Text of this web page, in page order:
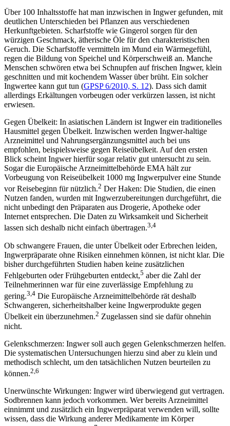
Über 100 Inhaltsstoffe hat man inzwischen in Ingwer gefunden, mit
deutlichen Unterschieden bei Pflanzen aus verschiedenen
Herkunftgebieten. Scharfstoffe wie Gingerol sorgen für den
würzigen Geschmack, ätherische Öle für den charakteristischen
Geruch. Die Scharfstoffe vermitteln im Mund ein Wärmegefühl,
regen die Bildung von Speichel und Körperschweiß an. Manche
Menschen schwören etwa bei Schnupfen auf frischen Ingwer, klein
geschnitten und mit kochendem Wasser über brüht. Ein solcher
Ingwertee kann gut tun (GPSP 6/2010, S. 12). Dass sich damit
allerdings Erkältungen vorbeugen oder verkürzen lassen, ist nicht
erwiesen.
Gegen Übelkeit: In asiatischen Ländern ist Ingwer ein traditionelles
Hausmittel gegen Übelkeit. Inzwischen werden Ingwer-haltige
Arzneimittel und Nahrungsergänzungsmittel auch bei uns
empfohlen, beispielsweise gegen Reiseübelkeit. Auf den ersten
Blick scheint Ingwer hierfür sogar relativ gut untersucht zu sein.
Sogar die Europäische Arzneimittelbehörde EMA hält zur
Vorbeugung von Reiseübelkeit 1000 mg Ingwerpulver eine Stunde
vor Reisebeginn für nützlich.2 Der Haken: Die Studien, die einen
Nutzen fanden, wurden mit Ingwerzubereitungen durchgeführt, die
nicht unbedingt den Präparaten aus Drogerie, Apotheke oder
Internet entsprechen. Die Daten zu Wirksamkeit und Sicherheit
lassen sich deshalb nicht einfach übertragen.3,4
Ob schwangere Frauen, die unter Übelkeit oder Erbrechen leiden,
Ingwerpräparate ohne Risiken einnehmen können, ist nicht klar. Die
bisher durchgeführten Studien haben keine zusätzlichen
Fehlgeburten oder Frühgeburten entdeckt,5 aber die Zahl der
Teilnehmerinnen war für eine zuverlässige Empfehlung zu
gering.3,4 Die Europäische Arzneimittelbehörde rät deshalb
Schwangeren, sicherheitshalber keine Ingwerprodukte gegen
Übelkeit ein überzunehmen.2 Zugelassen sind sie dafür ohnehin
nicht.
Gelenkschmerzen: Ingwer soll auch gegen Gelenkschmerzen helfen.
Die systematischen Untersuchungen hierzu sind aber zu klein und
methodisch schlecht, um den tatsächlichen Nutzen beurteilen zu
können.2,6
Unerwünschte Wirkungen: Ingwer wird überwiegend gut vertragen.
Sodbrennen kann jedoch vorkommen. Wer bereits Arzneimittel
einnimmt und zusätzlich ein Ingwerpräparat verwenden will, sollte
wissen, dass die Wirkung anderer Medikamente im Körper